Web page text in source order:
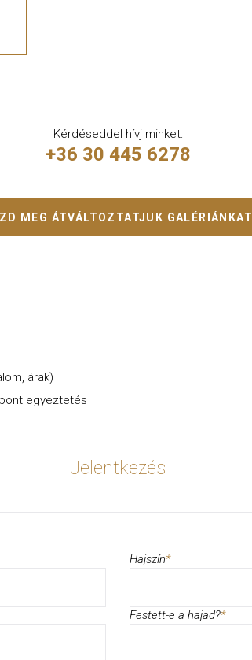
Kérdéseddel hívj minket:
+36 30 445 6278
MEG ÁTVÁLTOZTATJUK GALÉRIÁNKAT
árak)
egyeztetés
Jelentkezés
Hajszín*
Festett-e a hajad?*